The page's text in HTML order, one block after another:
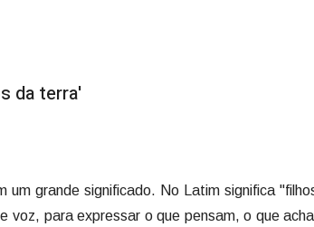
da terra'
um grande significado. No Latim significa
voz, para expressar o que pensam, o que